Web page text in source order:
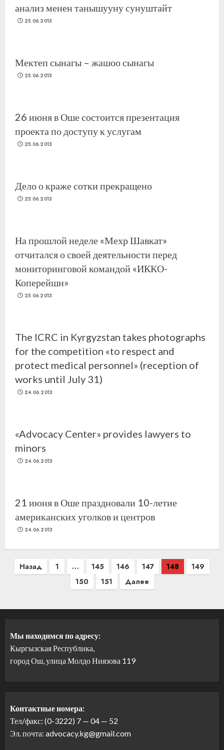
анализ менен танышууну сунуштайт
25.06.2013
Мектеп сынагы – жашоо сынагы
25.06.2013
26 июня в Оше состоится презентация
проекта по доступу к услугам
25.06.2013
Дело о краже сотки прекращено
25.06.2013
На прошлой неделе «Мехр Шавкат»
отчитался о своей деятельности перед
мониторинговой командой «ИККО-
Коперейшн»
25.06.2013
The ICRC in Kyrgyzstan takes photographs
for the competition «to respect and
protect medical personnel» (reception of
works until July 31)
24.06.2013
«Advocacy Center» provides lawyers to
minors
24.06.2013
21 июня в Оше праздновали 10-летие
американских уголков и центров
24.06.2013
Навигация
Назад 1 … 145 146 147 148
149
150
151 Далее
Мы находимся по адресу:
Кыргызская Республика,
город Ош, улица Молдо Ниязова 119
Контактные номера:
Тел/факс: (0-3222) 7 — 04 — 52
Эл. почта: advocacy.kg@gmail.com